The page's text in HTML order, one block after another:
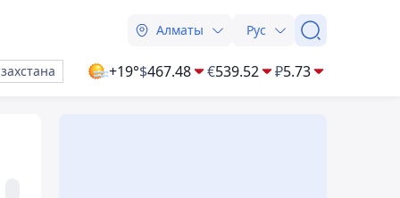
Алматы Рус
+19°$467.48 €539.52 ₽5.73